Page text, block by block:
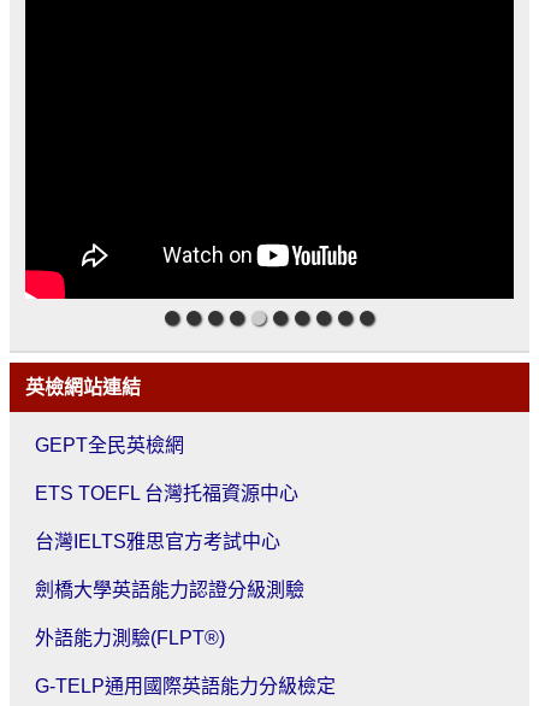
英檢網站連結
GEPT全民英檢網
ETS TOEFL 台灣托福資源中心
台灣IELTS雅思官方考試中心
劍橋大學英語能力認證分級測驗
外語能力測驗(FLPT®)
G-TELP通用國際英語能力分級檢定